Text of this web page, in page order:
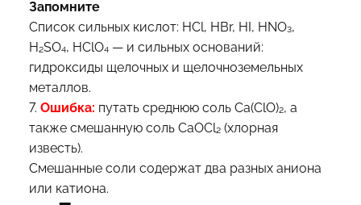
Запомните
Список сильных кислот: HCl, HBr, HI, HNO₃,
H₂SO₄, HClO₄ — и сильных оснований:
гидроксиды щелочных и щелочноземельных
металлов.
7. Ошибка: путать среднюю соль Ca(ClO)₂, а
также смешанную соль CaOCl₂ (хлорная
известь).
Смешанные соли содержат два разных аниона
или катиона.